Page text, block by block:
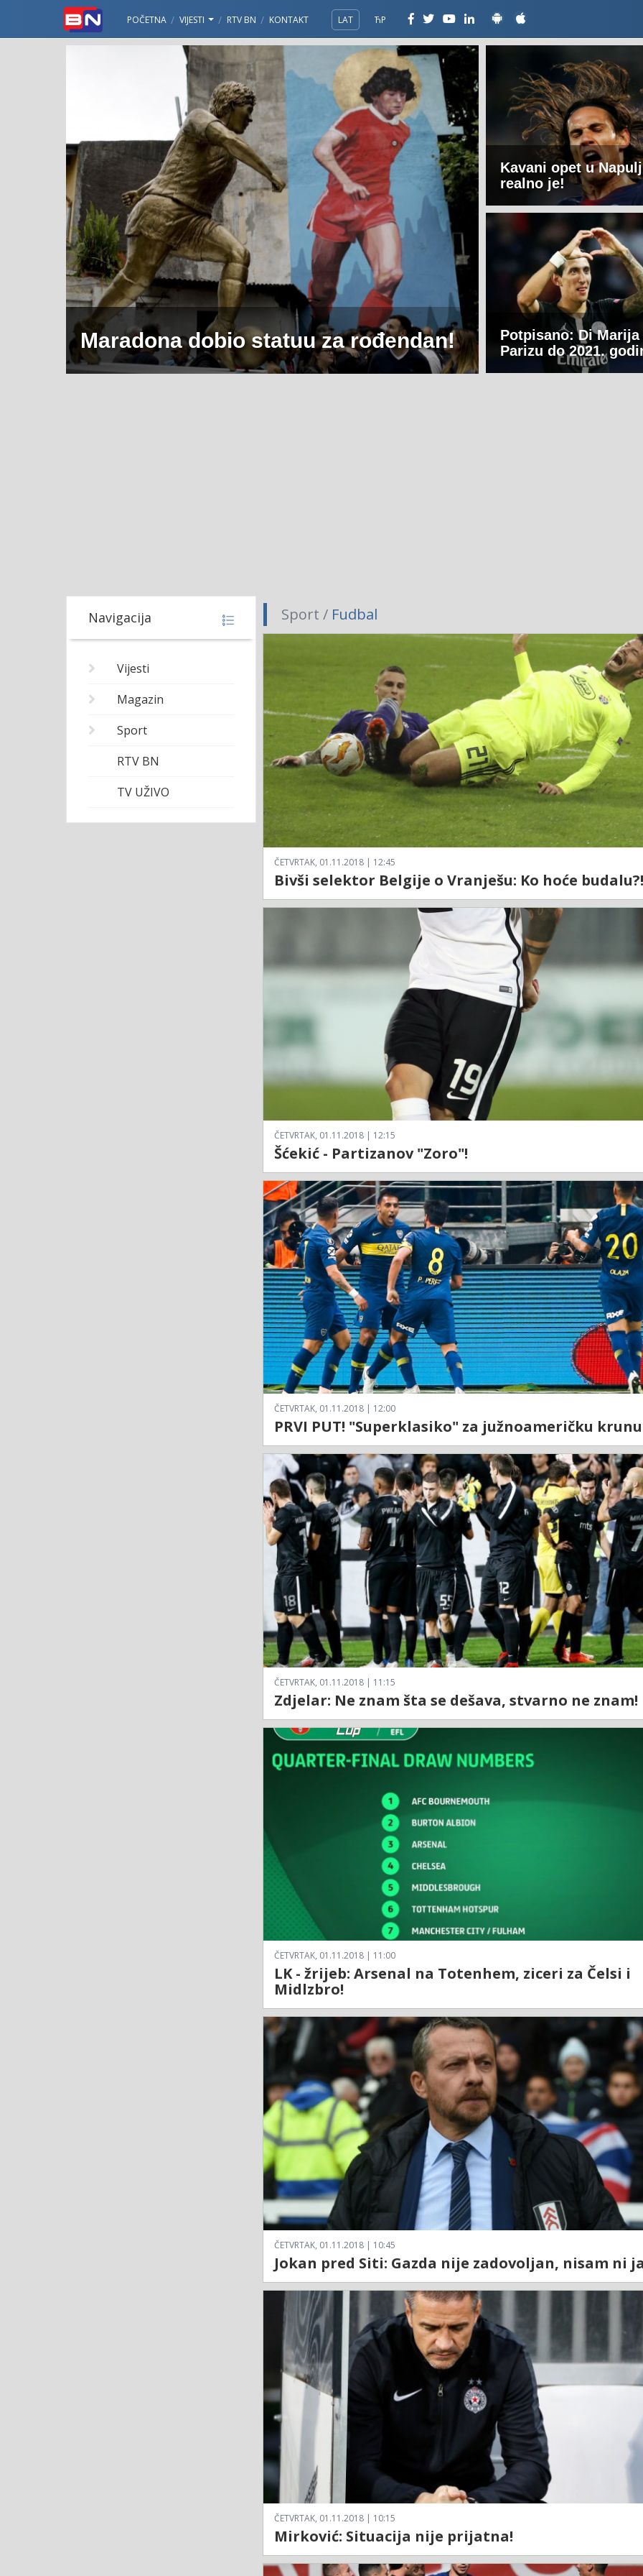
POČETNA VIJESTI RTV BN KONTAKT LAT ЋР
Maradona dobio statuu za rođendan!
Kavani opet u
realno je!
Potpisano: Di Marija
Parizu do 2021.
Navigacija
Vijesti
Magazin
Sport
RTV BN
TV UŽIVO
Sport / Fudbal
ČETVRTAK, 01.11.2018 | 12:45
Bivši selektor Belgije o Vranješu: Ko hoće budalu?!
ČETVRTAK, 01.11.2018 | 12:15
Šćekić - Partizanov "Zoro"!
ČETVRTAK, 01.11.2018 | 12:00
PRVI PUT! "Superklasiko" za južnoameričku
ČETVRTAK, 01.11.2018 | 11:15
Zdjelar: Ne znam šta se dešava, stvarno ne znam!
ČETVRTAK, 01.11.2018 | 11:00
LK - žrijeb: Arsenal na Totenhem, ziceri za Čelsi i
Midlzbro!
ČETVRTAK, 01.11.2018 | 10:45
Jokan pred Siti: Gazda nije zadovoljan, nisam ni
ČETVRTAK, 01.11.2018 | 10:15
Mirković: Situacija nije prijatna!